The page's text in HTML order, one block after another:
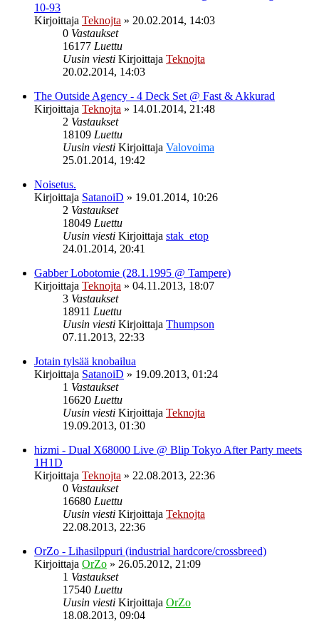
10-93
Kirjoittaja Teknojta » 20.02.2014, 14:03
0 Vastaukset
16177 Luettu
Uusin viesti Kirjoittaja Teknojta
20.02.2014, 14:03
The Outside Agency - 4 Deck Set @ Fast & Akkurad
Kirjoittaja Teknojta » 14.01.2014, 21:48
2 Vastaukset
18109 Luettu
Uusin viesti Kirjoittaja Valovoima
25.01.2014, 19:42
Noisetus.
Kirjoittaja SatanoiD » 19.01.2014, 10:26
2 Vastaukset
18049 Luettu
Uusin viesti Kirjoittaja stak_etop
24.01.2014, 20:41
Gabber Lobotomie (28.1.1995 @ Tampere)
Kirjoittaja Teknojta » 04.11.2013, 18:07
3 Vastaukset
18911 Luettu
Uusin viesti Kirjoittaja Thumpson
07.11.2013, 22:33
Jotain tylsää knobailua
Kirjoittaja SatanoiD » 19.09.2013, 01:24
1 Vastaukset
16620 Luettu
Uusin viesti Kirjoittaja Teknojta
19.09.2013, 01:30
hizmi - Dual X68000 Live @ Blip Tokyo After Party meets
1H1D
Kirjoittaja Teknojta » 22.08.2013, 22:36
0 Vastaukset
16680 Luettu
Uusin viesti Kirjoittaja Teknojta
22.08.2013, 22:36
OrZo - Lihasilppuri (industrial hardcore/crossbreed)
Kirjoittaja OrZo » 26.05.2012, 21:09
1 Vastaukset
17540 Luettu
Uusin viesti Kirjoittaja OrZo
18.08.2013, 09:04